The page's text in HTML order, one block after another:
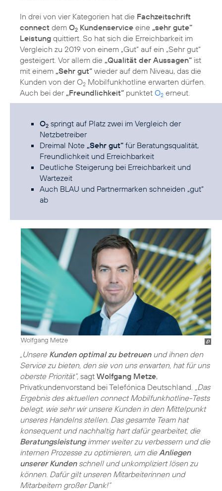
In drei von vier Kategorien hat die Fachzeitschrift
connect dem O2 Kundenservice eine „sehr gute“
Leistung quittiert. So hat sich die Erreichbarkeit im
Vergleich zu 2019 von einem „Gut“ auf ein „Sehr gut“
gesteigert. Vor allem die „Qualität der Aussagen“ ist
mit einem „Sehr gut“ wieder auf dem Niveau, das die
Kunden von der O2 Mobilfunkhotline erwarten dürfen.
Auch bei der „Freundlichkeit“ punktet O2 erneut.
O2 springt auf Platz zwei im Vergleich der
Netzbetreiber
Dreimal Note „Sehr gut“ für Beratungsqualität,
Freundlichkeit und Erreichbarkeit
Deutliche Steigerung bei Erreichbarkeit und
Wartezeit
Auch BLAU und Partnermarken schneiden „gut“
ab
Wolfgang Metze
„Unsere Kunden optimal zu betreuenund ihnen den
Service zu bieten, den sie von uns erwarten, hat für uns
oberste Priorität“, sagt Wolfgang Metze,
Privatkundenvorstand bei Telefónica Deutschland. „Das
Ergebnis des aktuellen connect Mobilfunkhotline-Tests
belegt, wie sehr wir unsere Kunden in den Mittelpunkt
unseres Handelns stellen. Das gesamte Team hat
konsequent und nachhaltig hart dafür gearbeitet, die
Beratungsleistungimmer weiter zu verbessern und die
internen Prozesse zu optimieren, um dieAnliegen
unserer Kundenschnell und unkompliziert lösen zu
können. Dafür gilt unseren Mitarbeiterinnen und
Mitarbeitern großer Dank!“